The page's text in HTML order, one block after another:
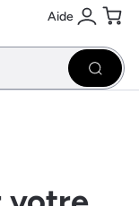
Aide
Se